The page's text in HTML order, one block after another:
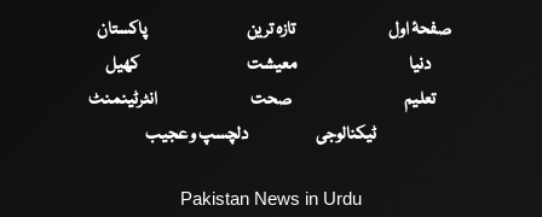
صفحۂ اول تازہ ترین
پاکستان
دنیا
معیشت
کھیل
تعلیم
صحت
انٹرٹینمنٹ
ٹیکنالوجی
دلچسپ و عجیب
Pakistan News in Urdu